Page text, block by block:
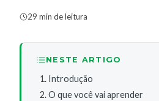
29 min de leitura
NESTE ARTIGO
Introdução
O que você vai aprender